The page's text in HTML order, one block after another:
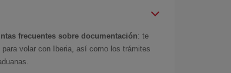
frecuentes sobre documentación: te
volar con Iberia, así como los trámites